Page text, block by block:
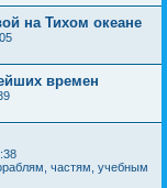
на Тихом океане
времен
частям, учебным